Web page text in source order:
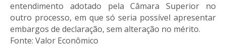
entendimento adotado pela Câmara Superior no
outro processo, em que só seria possível apresentar
embargos de declaração, sem alteração no mérito.
Fonte: Valor Econômico